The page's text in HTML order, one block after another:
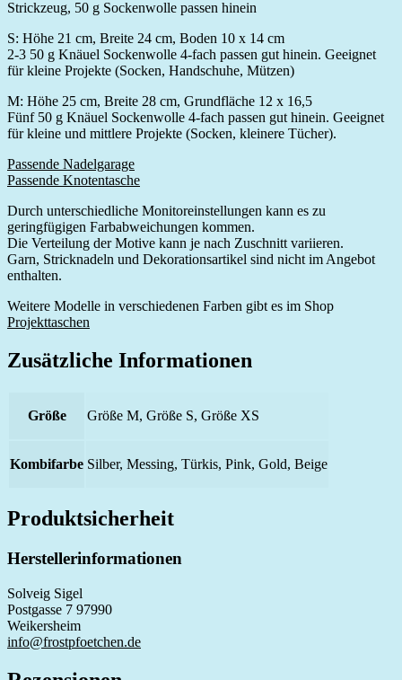
Strickzeug, 50 g Sockenwolle passen hinein
S: Höhe 21 cm, Breite 24 cm, Boden 10 x 14 cm
2-3 50 g Knäuel Sockenwolle 4-fach passen gut hinein. Geeignet
für kleine Projekte (Socken, Handschuhe, Mützen)
M: Höhe 25 cm, Breite 28 cm, Grundfläche 12 x 16,5
Fünf 50 g Knäuel Sockenwolle 4-fach passen gut hinein. Geeignet
für kleine und mittlere Projekte (Socken, kleinere Tücher).
Passende Nadelgarage
Passende Knotentasche
Durch unterschiedliche Monitoreinstellungen kann es zu
geringfügigen Farbabweichungen kommen.
Die Verteilung der Motive kann je nach Zuschnitt variieren.
Garn, Stricknadeln und Dekorationsartikel sind nicht im Angebot
enthalten.
Weitere Modelle in verschiedenen Farben gibt es im Shop
Projekttaschen
Zusätzliche Informationen
Größe Größe M, Größe S, Größe XS
Kombifarbe Silber, Messing, Türkis, Pink, Gold, Beige
Produktsicherheit
Herstellerinformationen
Solveig Sigel
Postgasse 7 97990
Weikersheim
info@frostpfoetchen.de